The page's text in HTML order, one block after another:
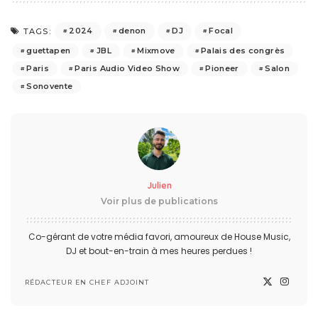
TAGS: 2024 denon DJ
Focal
guettapen
JBL Mixmove
Palais des congrès
Paris
Paris Audio Video Show Pioneer
Salon
Sonovente
Julien
Voir plus de publications
Co-gérant de votre média favori, amoureux de House Music,
DJ et bout-en-train à mes heures perdues !
RÉDACTEUR EN CHEF ADJOINT